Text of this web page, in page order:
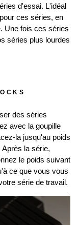
d'essai. L'idéal
ces séries, en
Une fois ces séries
séries plus lourdes
des séries
avec la goupille
la jusqu'au poids
la série,
le poids suivant
ce que vous vous
série de travail.